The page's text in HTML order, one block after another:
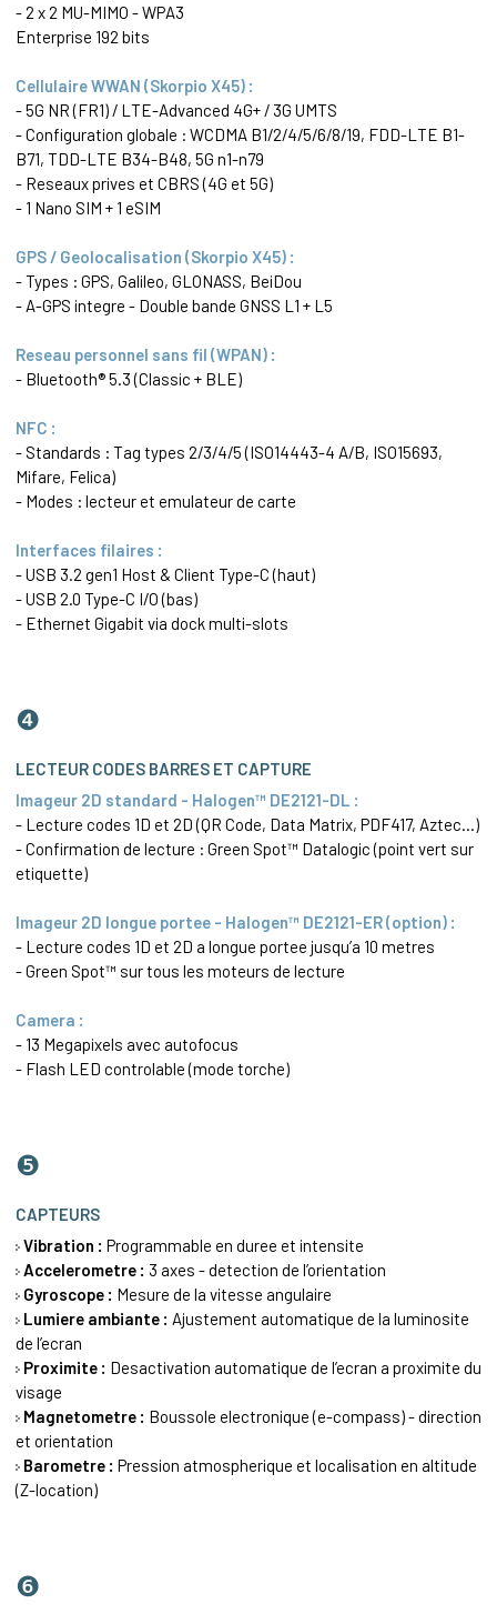
- 2 x 2 MU-MIMO - WPA3
Enterprise 192 bits
Cellulaire WWAN (Skorpio X45) :
- 5G NR (FR1) / LTE-Advanced 4G+ / 3G UMTS
- Configuration globale : WCDMA B1/2/4/5/6/8/19, FDD-LTE B1-
B71, TDD-LTE B34-B48, 5G n1-n79
- Reseaux prives et CBRS (4G et 5G)
- 1 Nano SIM + 1 eSIM
GPS / Geolocalisation (Skorpio X45) :
- Types : GPS, Galileo, GLONASS, BeiDou
- A-GPS integre - Double bande GNSS L1 + L5
Reseau personnel sans fil (WPAN) :
- Bluetooth® 5.3 (Classic + BLE)
NFC :
- Standards : Tag types 2/3/4/5 (ISO14443-4 A/B, ISO15693,
Mifare, Felica)
- Modes : lecteur et emulateur de carte
Interfaces filaires :
- USB 3.2 gen1 Host & Client Type-C (haut)
- USB 2.0 Type-C I/O (bas)
- Ethernet Gigabit via dock multi-slots
❹
LECTEUR CODES BARRES ET CAPTURE
Imageur 2D standard - Halogen™ DE2121-DL :
- Lecture codes 1D et 2D (QR Code, Data Matrix, PDF417, Aztec...)
- Confirmation de lecture : Green Spot™ Datalogic (point vert sur
etiquette)
Imageur 2D longue portee - Halogen™ DE2121-ER (option) :
- Lecture codes 1D et 2D a longue portee jusqu’a 10 metres
- Green Spot™ sur tous les moteurs de lecture
Camera :
- 13 Megapixels avec autofocus
- Flash LED controlable (mode torche)
❺
CAPTEURS
Vibration : Programmable en duree et intensite
Accelerometre : 3 axes - detection de l’orientation
Gyroscope : Mesure de la vitesse angulaire
Lumiere ambiante : Ajustement automatique de la luminosite
de l’ecran
Proximite : Desactivation automatique de l’ecran a proximite du
visage
Magnetometre : Boussole electronique (e-compass) - direction
et orientation
Barometre : Pression atmospherique et localisation en altitude
(Z-location)
❻